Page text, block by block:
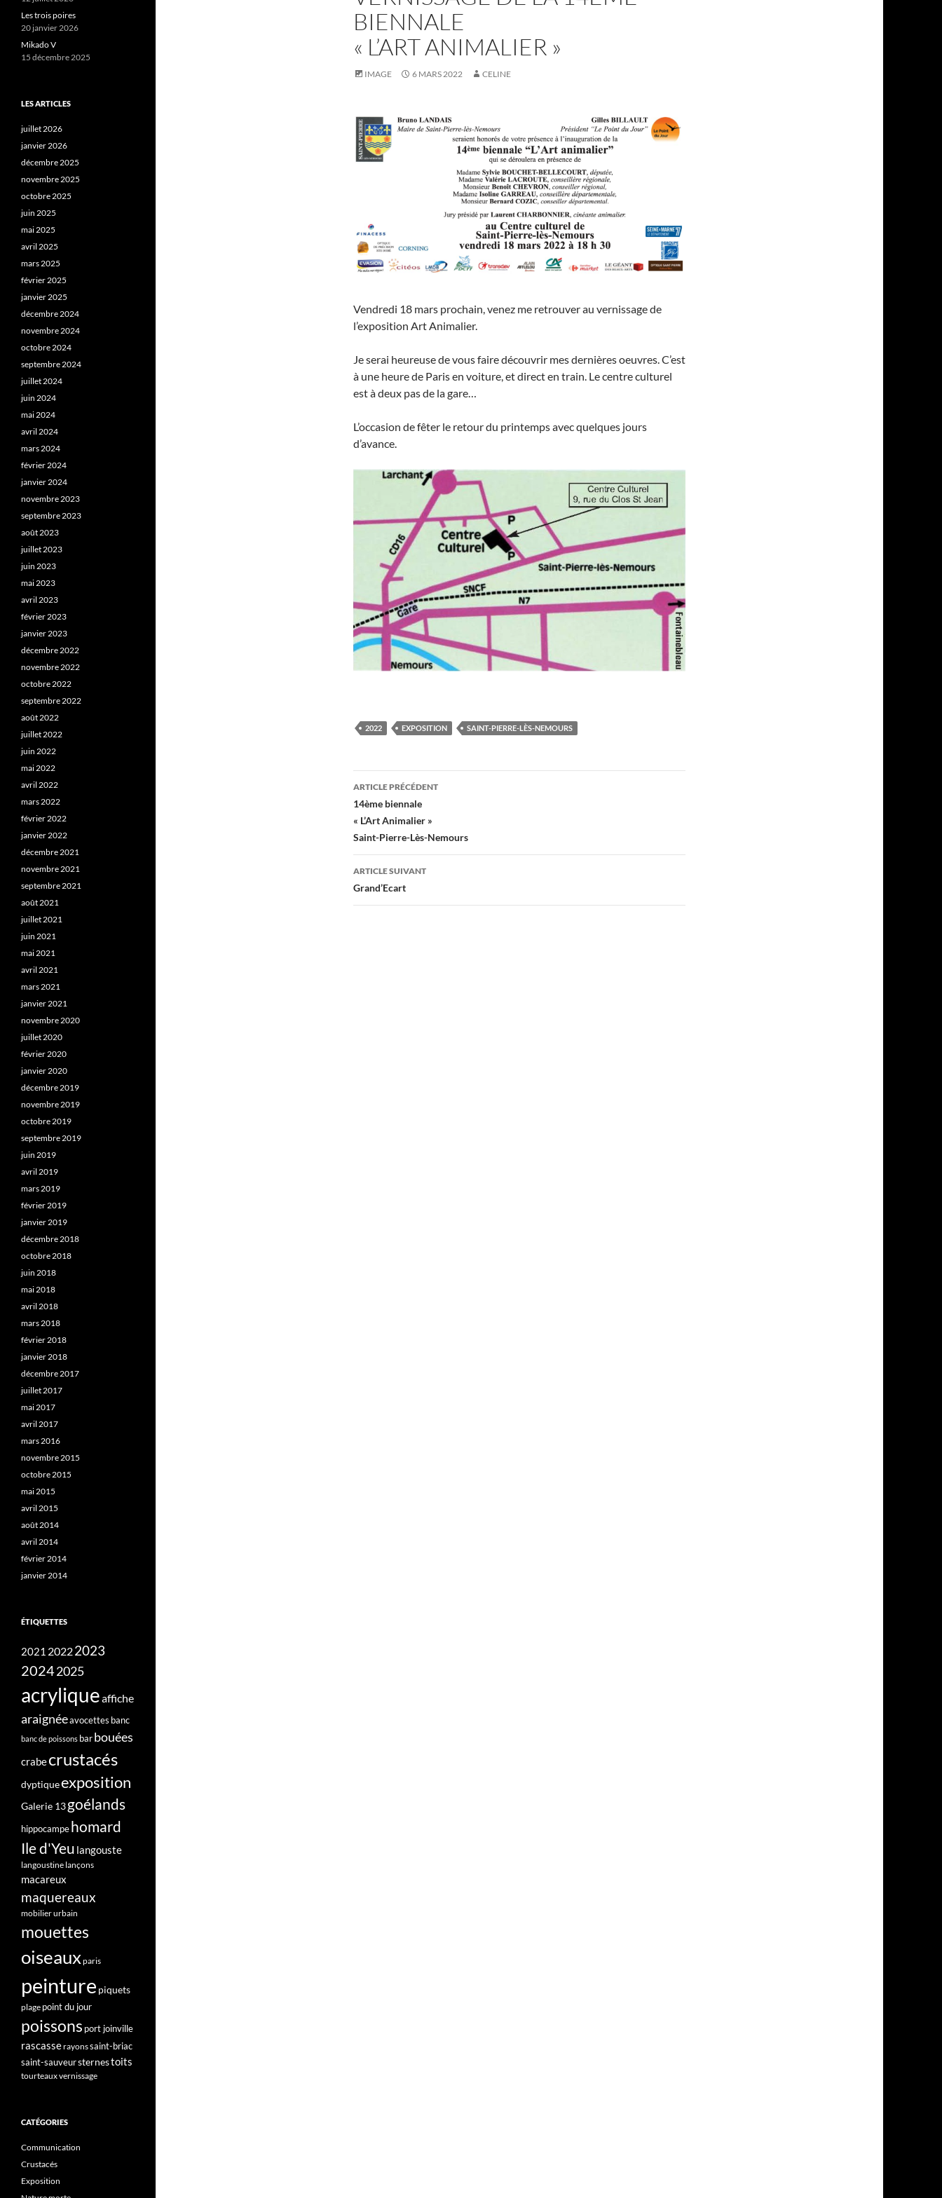
BIENNALE
« L’ART ANIMALIER »
IMAGE 6 MARS 2022 CELINE
Vendredi 18 mars prochain, venez me retrouver au vernissage de
l’exposition Art Animalier.
Je serai heureuse de vous faire découvrir mes dernières oeuvres. C’est
à une heure de Paris en voiture, et direct en train. Le centre culturel
est à deux pas de la gare…
L’occasion de fêter le retour du printemps avec quelques jours
d’avance.
2022 EXPOSITION SAINT-PIERRE-LÈS-NEMOURS
Navigation
des
articles
ARTICLE PRÉCÉDENT
14ème biennale
« L’Art Animalier »
Saint-Pierre-Lès-Nemours
ARTICLE SUIVANT
Grand’Ecart
Les trois poires
20 janvier 2026
Mikado V
15 décembre 2025
LES ARTICLES
juillet 2026
janvier 2026
décembre 2025
novembre 2025
octobre 2025
juin 2025
mai 2025
avril 2025
mars 2025
février 2025
janvier 2025
décembre 2024
novembre 2024
octobre 2024
septembre 2024
juillet 2024
juin 2024
mai 2024
avril 2024
mars 2024
février 2024
janvier 2024
novembre 2023
septembre 2023
août 2023
juillet 2023
juin 2023
mai 2023
avril 2023
février 2023
janvier 2023
décembre 2022
novembre 2022
octobre 2022
septembre 2022
août 2022
juillet 2022
juin 2022
mai 2022
avril 2022
mars 2022
février 2022
janvier 2022
décembre 2021
novembre 2021
septembre 2021
août 2021
juillet 2021
juin 2021
mai 2021
avril 2021
mars 2021
janvier 2021
novembre 2020
juillet 2020
février 2020
janvier 2020
décembre 2019
novembre 2019
octobre 2019
septembre 2019
juin 2019
avril 2019
mars 2019
février 2019
janvier 2019
décembre 2018
octobre 2018
juin 2018
mai 2018
avril 2018
mars 2018
février 2018
janvier 2018
décembre 2017
juillet 2017
mai 2017
avril 2017
mars 2016
novembre 2015
octobre 2015
mai 2015
avril 2015
août 2014
avril 2014
février 2014
janvier 2014
ÉTIQUETTES
2021 20222023
20242025
acryliqueaffiche
araignéeavocettes banc
banc de poissons barbouées
crabecrustacés
dyptiqueexposition
Galerie 13goélands
hippocampehomard
Ile d'Yeu langouste
langoustine lançons
macareux
maquereaux
mobilier urbain
mouettes
oiseauxparis
peinture piquets
plage point du jour
poissons port joinville
rascasserayonssaint-briac
saint-sauveursternestoits
tourteauxvernissage
CATÉGORIES
Communication
Crustacés
Exposition